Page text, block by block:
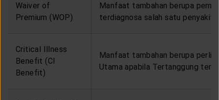
Waiver of
Premium (WOP)
Manfaat tambahan berupa
terdiagnosa salah satu penyakit
Critical Illness
Benefit (CI
Benefit)
Manfaat tambahan berupa
Utama apabila Tertanggung